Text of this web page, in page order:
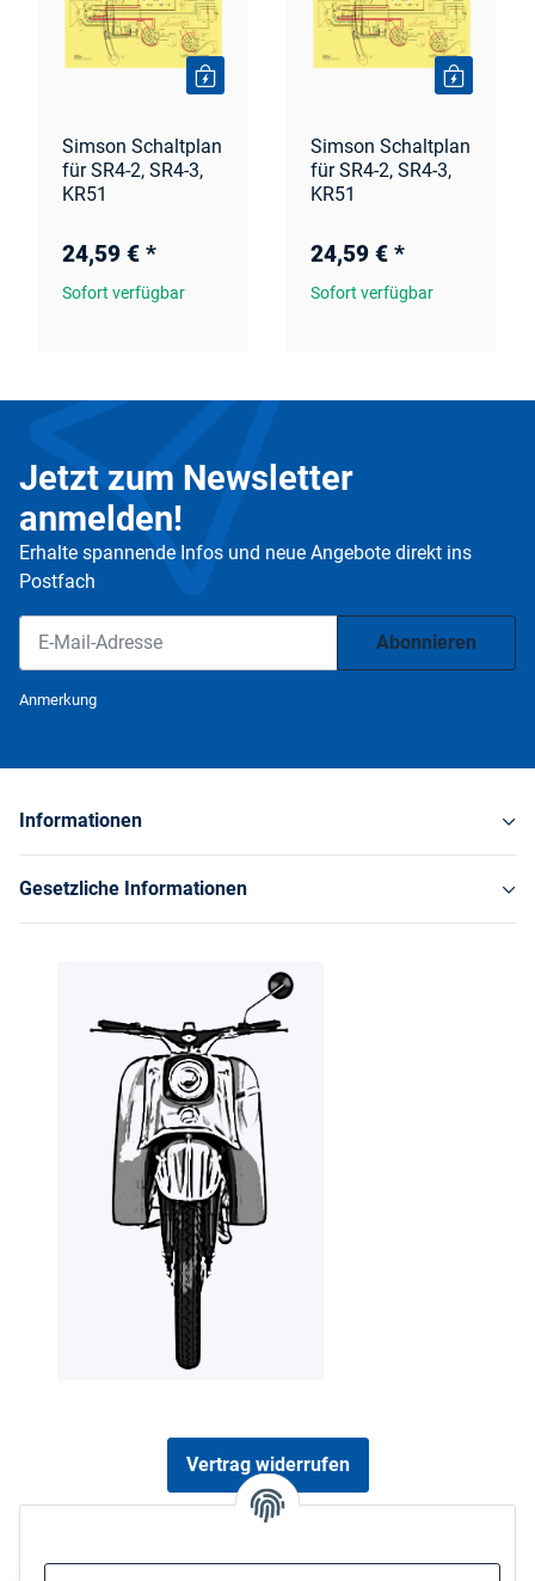
Simson Schaltplan
für SR4-2, SR4-3,
KR51
24,59 € *
Sofort verfügbar
Simson Schaltplan
für SR4-2, SR4-3,
KR51
24,59 € *
Sofort verfügbar
Jetzt zum Newsletter
anmelden!
Erhalte spannende Infos und neue Angebote direkt ins
Postfach
Abonnieren
Anmerkung
Informationen
Gesetzliche Informationen
Vertrag widerrufen